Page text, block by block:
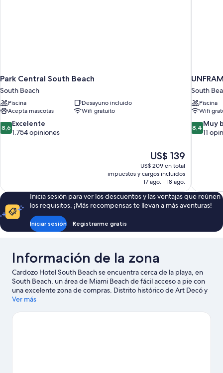
Park Central South Beach
South Beach
Piscina
Desayuno incluido
Acepta mascotas
Wifi gratuito
8.6
de
8,6 Excelente
1.754 opiniones
El
precio
actual
es
de
US$ 139
US$ 139
US$ 209 en total
impuestos y cargos incluidos
17 ago. - 18 ago.
South
Piscina
Wifi
8.4
de
8,4 Muy
11
Inicia sesión para ver los descuentos y las ventajas que reúnen
los requisitos. ¡Más recompensas te llevan a más aventuras!
Iniciar sesión Registrarme gratis
Información de la zona
Cardozo Hotel South Beach se encuentra cerca de la playa, en
South Beach, un área de Miami Beach de fácil acceso a pie con
una excelente zona de compras. Distrito histórico de Art Decó y
Museo y jardines de Vizcaya son sitios emblemáticos, y Puerto
algunos de los lugares que se pueden visitar para hacer
Ver más